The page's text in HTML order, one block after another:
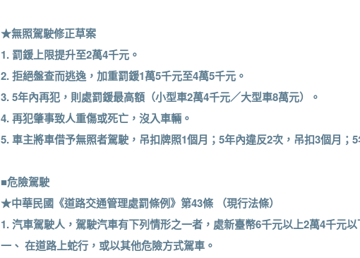
★無照駕駛修正草案
1. 罰鍰上限提升至2萬4千元。
2. 拒絕盤查而逃逸，加重罰鍰1萬5千元至4萬5千元。
3. 5年內再犯，則處罰鍰最高額（小型車2萬4千元／大型車8萬元）。
4. 再犯肇事致人重傷或死亡，沒入車輛。
5. 車主將車借予無照者駕駛，吊扣牌照1個月；5年內違反2次，吊扣3個月；
■危險駕駛
★中華民國《道路交通管理處罰條例》第43條 （現行法條）
1. 汽車駕駛人，駕駛汽車有下列情形之一者，處新臺幣6千元以上2萬4千元
一、 在道路上蛇行，或以其他危險方式駕車。